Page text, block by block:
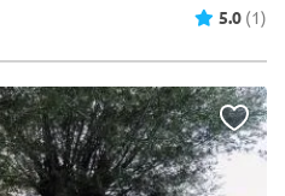
5.0 (1)